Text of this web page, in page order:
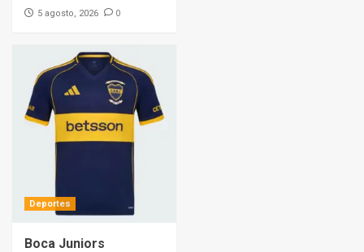
5 agosto, 2026 0
Deportes
Boca Juniors